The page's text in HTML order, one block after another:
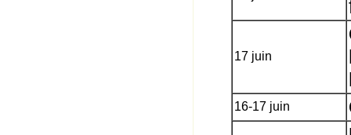
17 juin
16-17 juin